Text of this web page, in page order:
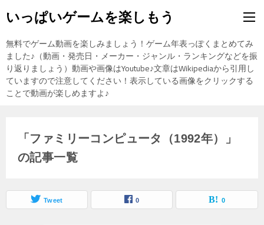
いっぱいゲームを楽しもう
無料でゲーム動画を楽しみましょう！ゲーム年表っぽくまとめてみ
ました♪（動画・発売日・メーカー・ジャンル・ランキングなどを振
り返りましょう）動画や画像はYoutube♪文章はWikipediaから引用し
ていますので注意してください！表示している画像をクリックする
ことで動画が楽しめますよ♪
「ファミリーコンピュータ（1992年）」
の記事一覧
Tweet 0 0